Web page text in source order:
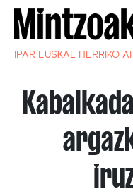
IPAR EUSKAL HERRIKO